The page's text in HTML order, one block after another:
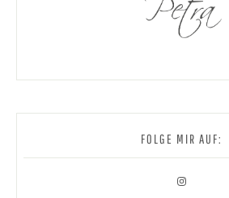
FOLGE MIR AUF: